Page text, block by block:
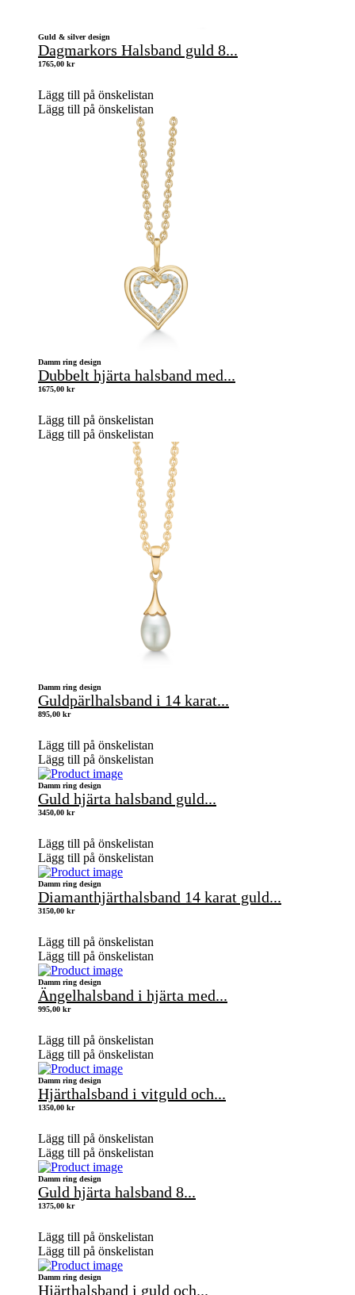
Guld & silver design
Dagmarkors Halsband guld 8...
1765,00 kr
Lägg till på önskelistan
Lägg till på önskelistan
Damm ring design
Dubbelt hjärta halsband med...
1675,00 kr
Lägg till på önskelistan
Lägg till på önskelistan
Damm ring design
Guldpärlhalsband i 14 karat...
895,00 kr
Lägg till på önskelistan
Lägg till på önskelistan
Damm ring design
Guld hjärta halsband guld...
3450,00 kr
Lägg till på önskelistan
Lägg till på önskelistan
Damm ring design
Diamanthjärthalsband 14 karat guld...
3150,00 kr
Lägg till på önskelistan
Lägg till på önskelistan
Damm ring design
Ängelhalsband i hjärta med...
995,00 kr
Lägg till på önskelistan
Lägg till på önskelistan
Damm ring design
Hjärthalsband i vitguld och...
1350,00 kr
Lägg till på önskelistan
Lägg till på önskelistan
Damm ring design
Guld hjärta halsband 8...
1375,00 kr
Lägg till på önskelistan
Lägg till på önskelistan
Damm ring design
Hjärthalsband i guld och...